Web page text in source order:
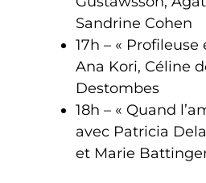
Sandrine Cohen
17h – «
Ana Kori, Céline
Destombes
18h – « Quand
avec Patricia
et Marie